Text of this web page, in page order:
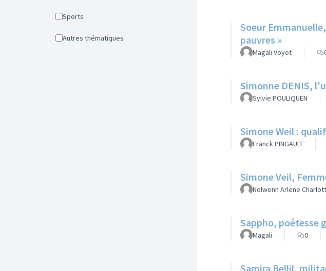
Sports
Autres thématiques
Soeur
pauvres »
Magali Voyot
Simonne DENIS,
Sylvie POULIQUEN
Simone Weil :
Franck PINGAULT
Simone Veil,
Nolwenn Arlene
Sappho, poétesse
Magali 0
Samira Bellil,